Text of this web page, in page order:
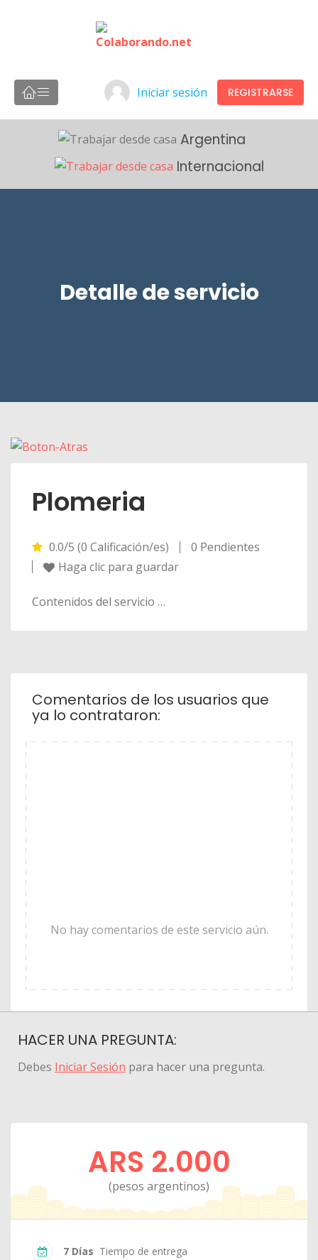
Iniciar sesión REGISTRARSE
Argentina
Internacional
Detalle de servicio
Plomeria
0.0/5 (0 Calificación/es)
0 Pendientes
Haga clic para guardar
Contenidos del servicio …
Comentarios de los usuarios que
ya lo contrataron:
No hay comentarios de este servicio aún.
HACER UNA PREGUNTA:
Debes Iniciar Sesión para hacer una pregunta.
ARS 2.000
(pesos argentinos)
7 Días Tiempo de entrega